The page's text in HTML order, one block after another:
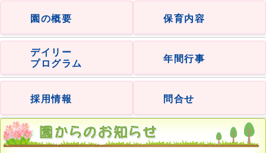
園の概要 保育内容
デイリー
プログラム
年間行事
採用情報 問合せ